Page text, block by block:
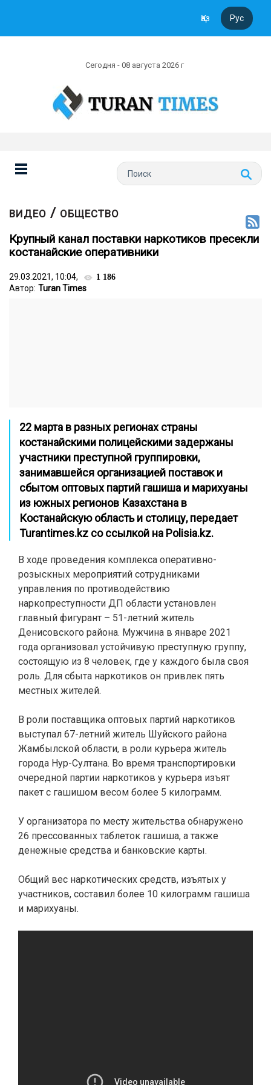
Қаз Рус
Сегодня - 08 августа 2026 г
ВИДЕО / ОБЩЕСТВО
Крупный канал поставки наркотиков пресекли
костанайские оперативники
29.03.2021, 10:04, 1 186
Автор: Turan Times
22 марта в разных регионах страны
костанайскими полицейскими задержаны
участники преступной группировки,
занимавшейся организацией поставок и
сбытом оптовых партий гашиша и марихуаны
из южных регионов Казахстана в
Костанайскую область и столицу, передает
Turantimes.kz со ссылкой на Polisia.kz.
В ходе проведения комплекса оперативно-
розыскных мероприятий сотрудниками
управления по противодействию
наркопреступности ДП области установлен
главный фигурант – 51-летний житель
Денисовского района. Мужчина в январе 2021
года организовал устойчивую преступную группу,
состоящую из 8 человек, где у каждого была своя
роль. Для сбыта наркотиков он привлек пять
местных жителей.
В роли поставщика оптовых партий наркотиков
выступал 67-летний житель Шуйского района
Жамбылской области, в роли курьера житель
города Нур-Султана. Во время транспортировки
очередной партии наркотиков у курьера изъят
пакет с гашишом весом более 5 килограмм.
У организатора по месту жительства обнаружено
26 прессованных таблеток гашиша, а также
денежные средства и банковские карты.
Общий вес наркотических средств, изъятых у
участников, составил более 10 килограмм гашиша
и марихуаны.